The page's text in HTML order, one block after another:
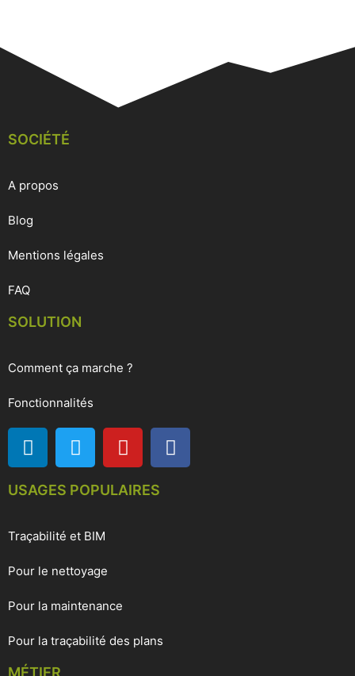
SOCIÉTÉ
A propos
Blog
Mentions légales
FAQ
SOLUTION
Comment ça marche ?
Fonctionnalités
USAGES POPULAIRES
Traçabilité et BIM
Pour le nettoyage
Pour la maintenance
Pour la traçabilité des plans